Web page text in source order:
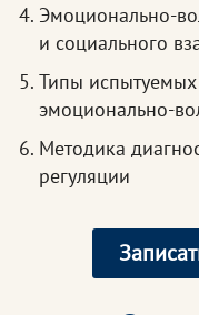
Эмоционально-
и социального
Типы
эмоционально-
Методика
регуляции